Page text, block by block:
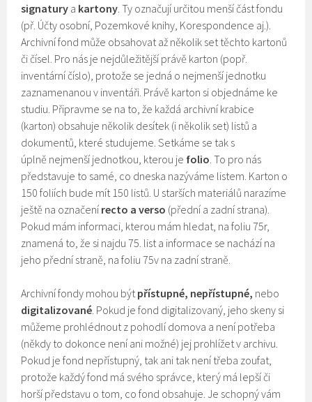
signatury a kartony. Ty označují určitou menší část fondu
(př. Účty osobní, Pozemkové knihy, Korespondence aj.).
Archivní fond může obsahovat až několik set těchto kartonů
či čísel. Pro nás je nejdůležitější právě karton (popř.
inventární číslo), protože se jedná o nejmenší jednotku
zaznamenanou v inventáři. Právě karton si objednáme ke
studiu. Připravme se na to, že každá archivní krabice
(karton) obsahuje několik desítek (i několik set) listů a
dokumentů, které studujeme. Setkáme se tak s
úplně nejmenší jednotkou, kterou je folio. To pro nás
představuje to samé, co dneska nazýváme listem. Karton o
150 foliích bude mít 150 listů. U starších materiálů narazíme
ještě na označení recto a verso (přední a zadní strana).
Pokud mám informaci, kterou mám hledat, na foliu 75r,
znamená to, že si najdu 75. list a informace se nachází na
jeho přední straně, na foliu 75v na zadní straně.
Archivní fondy mohou býtpřístupné, nepřístupné, nebo
digitalizované. Pokud je fond digitalizovaný, jeho skeny si
můžeme prohlédnout z pohodlí domova a není potřeba
(někdy to dokonce není ani možné) jej prohlížet v archivu.
Pokud je fond nepřístupný, tak ani tak není třeba zoufat,
protože každý fond má svého správce, který má lepší či
horší představu o tom, co fond obsahuje. Je schopný vám